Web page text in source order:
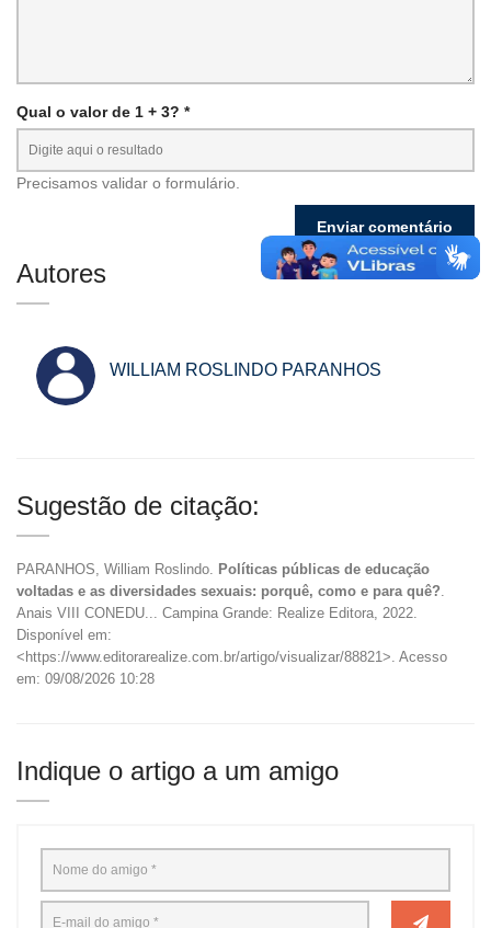
Qual o valor de 1 + 3? *
Precisamos validar o formulário.
Autores
WILLIAM ROSLINDO PARANHOS
Sugestão de citação:
PARANHOS, William Roslindo. Políticas públicas de educação
voltadas e as diversidades sexuais: porquê, como e para quê?
Anais VIII CONEDU... Campina Grande: Realize Editora, 2022.
Disponível em:
<https://www.editorarealize.com.br/artigo/visualizar/88821>. Acesso
em: 09/08/2026 10:28
Indique o artigo a um amigo